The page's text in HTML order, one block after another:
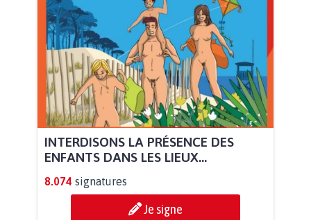
INTERDISONS LA PRÉSENCE DES
ENFANTS DANS LES LIEUX...
8.074 signatures
Je signe